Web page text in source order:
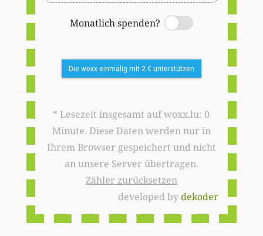
Monatlich spenden?
Switch
Die woxx einmalig mit 2 € unterstützen
* Lesezeit insgesamt auf woxx.lu: 0
Minute. Diese Daten werden nur in
Ihrem Browser gespeichert und nicht
an unsere Server übertragen.
Zähler zurücksetzen
developed bydekoder